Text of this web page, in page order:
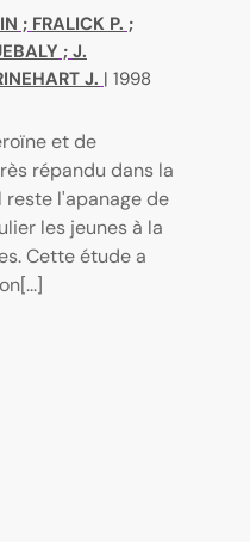
; FRALICK P. ;
; J.
J. | 1998
et de
répandu dans la
reste l'apanage de
les jeunes à la
Cette étude a